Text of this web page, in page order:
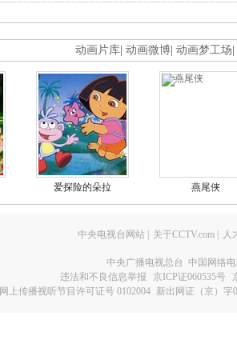
动画片库 动画微博 动画梦工场
爱探险的朵拉 燕尾侠
中央电视台网站 关于CCTV.com 人
中央广播电视总台 中国网络
违法和不良信息举报
京ICP证060535号
网上传播视听节目许可证号 0102004 新出网证（京）